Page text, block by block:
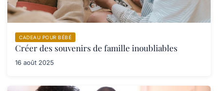
CADEAU POUR BÉBÉ
Créer des souvenirs de famille inoubliables
16 août 2025